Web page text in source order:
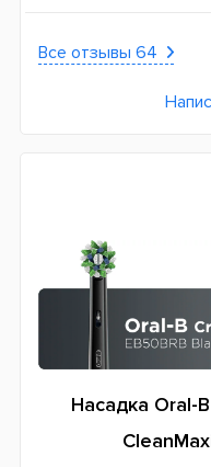
Все отзывы 64
Насадка Oral-